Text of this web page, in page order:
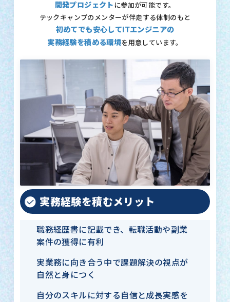
開発プロジェクト に参加が可能です。
テックキャンプのメンターが伴走する体制のもと
初めてでも安心してITエンジニアの
実務経験を積める環境を用意しています。
実務経験を積むメリット
職務経歴書に記載でき、転職活動や副業
案件の獲得に有利
実業務に向き合う中で課題解決の視点が
自然と身につく
自分のスキルに対する自信と成長実感を